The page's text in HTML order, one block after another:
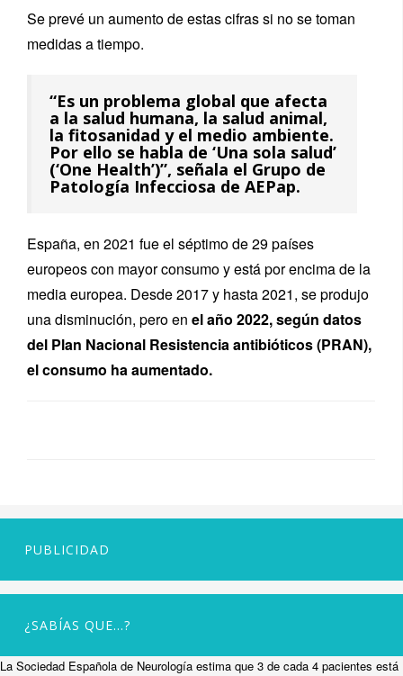
Se prevé un aumento de estas cifras si no se toman
medidas a tiempo.
“Es un problema global que afecta
a la salud humana, la salud animal,
la fitosanidad y el medio ambiente.
Por ello se habla de ‘Una sola salud’
(‘One Health’)”, señala el Grupo de
Patología Infecciosa de AEPap.
España, en 2021 fue el séptimo de 29 países
europeos con mayor consumo y está por encima de la
media europea. Desde 2017 y hasta 2021, se produjo
una disminución, pero en el año 2022, según datos
del Plan Nacional Resistencia antibióticos (PRAN),
el consumo ha aumentado.
PUBLICIDAD
¿SABÍAS QUE…?
La Sociedad Española de Neurología estima que 3 de cada 4 pacientes está